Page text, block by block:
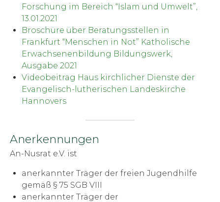
Forschung im Bereich “Islam und Umwelt”,
13.01.2021
Broschüre über Beratungsstellen in
Frankfurt “Menschen in Not” Katholische
Erwachsenenbildung Bildungswerk,
Ausgabe 2021
Videobeitrag Haus kirchlicher Dienste der
Evangelisch-lutherischen Landeskirche
Hannovers
Anerkennungen
An-Nusrat e.V. ist
anerkannter Träger der freien Jugendhilfe
gemäß § 75 SGB VIII
anerkannter Träger der